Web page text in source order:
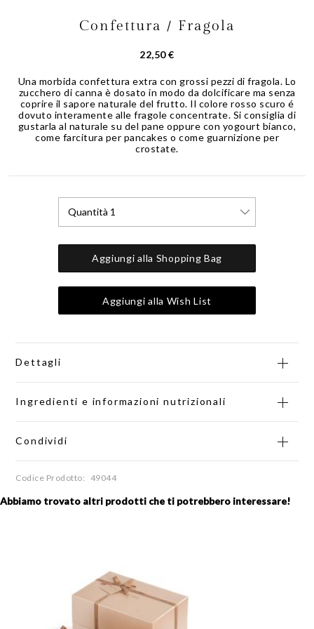
Confettura / Fragola
22,50 €
Una morbida confettura extra con grossi pezzi di fragola. Lo
zucchero di canna è dosato in modo da dolcificare ma senza
coprire il sapore naturale del frutto. Il colore rosso scuro é
dovuto interamente alle fragole concentrate. Si consiglia di
gustarla al naturale su del pane oppure con yogourt bianco,
come farcitura per pancakes o come guarnizione per
crostate.
Quantità 1
Aggiungi alla Shopping Bag
Aggiungi alla Wish List
Dettagli
Ingredienti e informazioni nutrizionali
Condividi
Codice Prodotto 49044
images
gallery
Abbiamo trovato altri prodotti che ti potrebbero interessare!